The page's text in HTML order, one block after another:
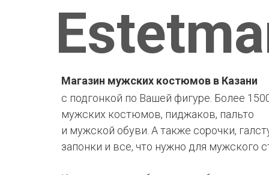
с подгонкой по Вашей фигуре. Более
мужских костюмов, пиджаков, пальто
и мужской обуви. А также сорочки,
запонки и все, что нужно для мужского
Магазин мужских костюмов в Казани